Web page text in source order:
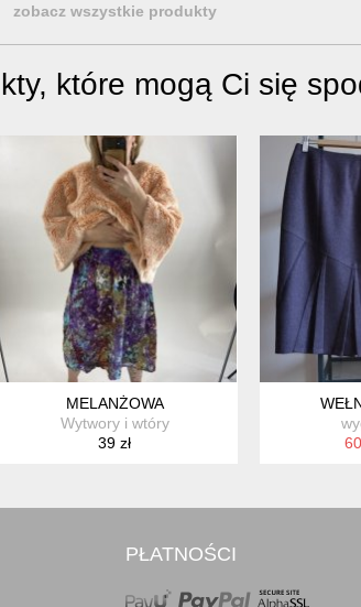
zobacz wszystkie produkty
które mogą Ci się
CZARNA ZEBRA H&M
MELANŻOWA
Wytwory i wtóry
39 zł
PŁATNOŚCI